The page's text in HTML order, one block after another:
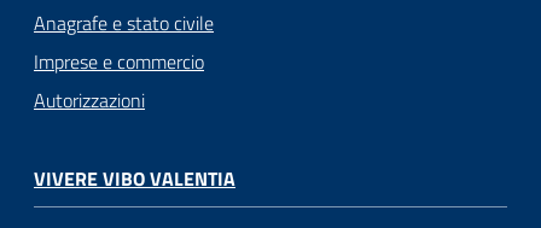
Anagrafe e stato civile
Imprese e commercio
Autorizzazioni
VIVERE VIBO VALENTIA